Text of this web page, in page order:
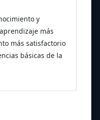
y
más
más satisfactorio
básicas de la